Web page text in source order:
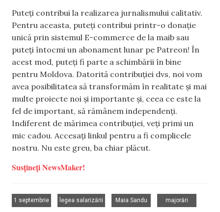
Puteți contribui la realizarea jurnalismului calitativ.
Pentru aceasta, puteți contribui printr-o donație
unică prin sistemul E-commerce de la maib sau
puteți întocmi un abonament lunar pe Patreon! În
acest mod, puteți fi parte a schimbării în bine
pentru Moldova. Datorită contribuției dvs, noi vom
avea posibilitatea să transformăm în realitate și mai
multe proiecte noi și importante și, ceea ce este la
fel de important, să rămânem independenți.
Indiferent de mărimea contribuției, veți primi un
mic cadou. Accesați linkul pentru a fi complicele
nostru. Nu este greu, ba chiar plăcut.
Susțineți NewsMaker!
1 septembrie
legea salarizării
Maia Sandu
majorări